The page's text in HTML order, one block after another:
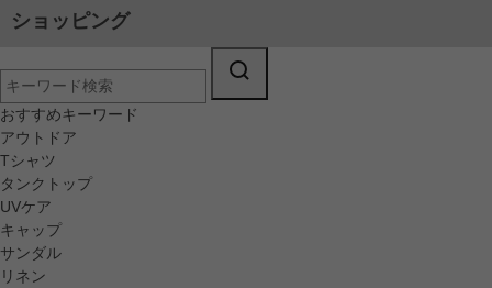
ショッピング
おすすめキーワード
アウトドア
Tシャツ
タンクトップ
UVケア
キャップ
サンダル
リネン